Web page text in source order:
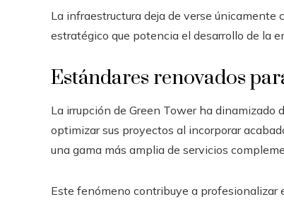
La infraestructura deja de verse únicamente
estratégico que potencia el desarrollo de la
Estándares renovados
La irrupción de Green Tower ha dinamizado
optimizar sus proyectos al incorporar
una gama más amplia de servicios
Este fenómeno contribuye a profesionalizar